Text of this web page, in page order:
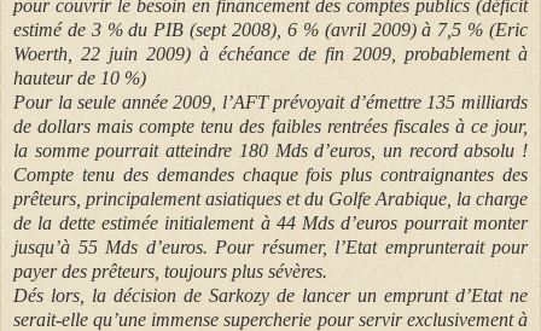
pour couvrir le besoin en financement des comptes publics (déficit
estimé de 3 % du PIB (sept 2008), 6 % (avril 2009) à 7,5 % (Eric
Woerth, 22 juin 2009) à échéance de fin 2009, probablement à
hauteur de 10 %)
Pour la seule année 2009, l’AFT prévoyait d’émettre 135 milliards
de dollars mais compte tenu des faibles rentrées fiscales à ce jour,
la somme pourrait atteindre 180 Mds d’euros, un record absolu !
Compte tenu des demandes chaque fois plus contraignantes des
prêteurs, principalement asiatiques et du Golfe Arabique, la charge
de la dette estimée initialement à 44 Mds d’euros pourrait monter
jusqu’à 55 Mds d’euros. Pour résumer, l’Etat emprunterait pour
payer des prêteurs, toujours plus sévères.
Dés lors, la décision de Sarkozy de lancer un emprunt d’Etat ne
serait-elle qu’une immense supercherie pour servir exclusivement à